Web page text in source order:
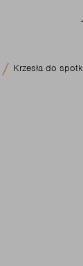
Krzesła do